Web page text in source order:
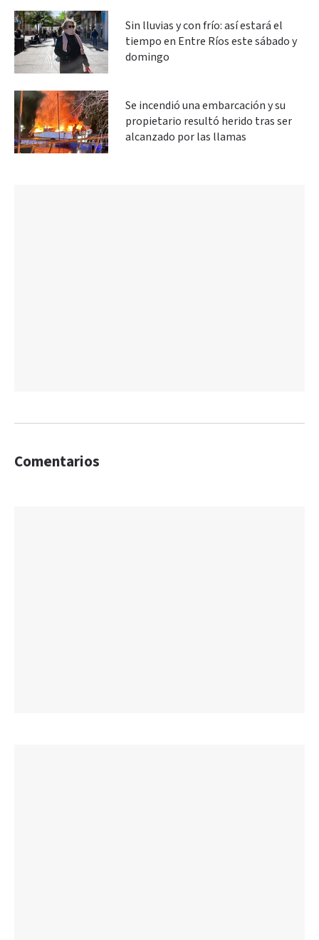
Sin lluvias y con frío: así estará el
tiempo en Entre Ríos este sábado y
domingo
Se incendió una embarcación y su
propietario resultó herido tras ser
alcanzado por las llamas
Comentarios